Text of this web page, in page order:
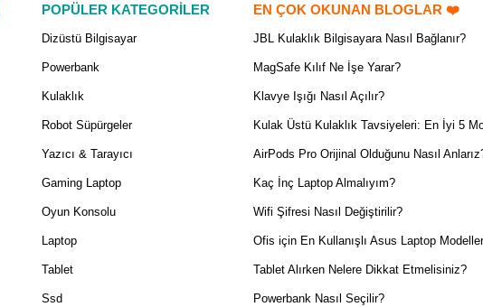
POPÜLER KATEGORİLER
Dizüstü Bilgisayar
Powerbank
Kulaklık
Robot Süpürgeler
Yazıcı & Tarayıcı
Gaming Laptop
Oyun Konsolu
Laptop
Tablet
Ssd
EN ÇOK OKUNAN BLOGLAR ❤️
JBL Kulaklık Bilgisayara Nasıl Bağlanır?
MagSafe Kılıf Ne İşe Yarar?
Klavye Işığı Nasıl Açılır?
Kulak Üstü Kulaklık Tavsiyeleri: En İyi 5
AirPods Pro Orijinal Olduğunu Nasıl
Kaç İnç Laptop Almalıyım?
Wifi Şifresi Nasıl Değiştirilir?
Ofis için En Kullanışlı Asus Laptop
Tablet Alırken Nelere Dikkat Etmelisiniz?
Powerbank Nasıl Seçilir?